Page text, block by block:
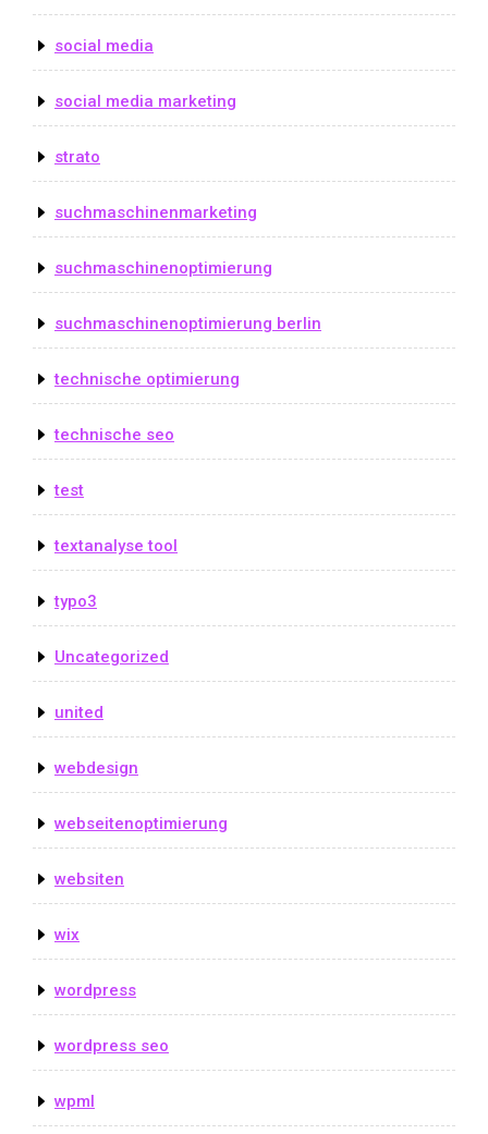
social media
social media marketing
strato
suchmaschinenmarketing
suchmaschinenoptimierung
suchmaschinenoptimierung berlin
technische optimierung
technische seo
test
textanalyse tool
typo3
Uncategorized
united
webdesign
webseitenoptimierung
websiten
wix
wordpress
wordpress seo
wpml